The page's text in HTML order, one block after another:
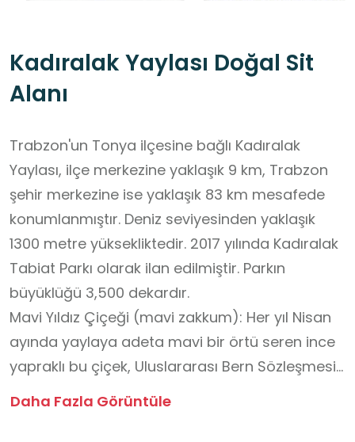
Kadıralak Yaylası Doğal Sit
Alanı
Trabzon'un Tonya ilçesine bağlı Kadıralak
Yaylası, ilçe merkezine yaklaşık 9 km, Trabzon
şehir merkezine ise yaklaşık 83 km mesafede
konumlanmıştır. Deniz seviyesinden yaklaşık
1300 metre yüksekliktedir. 2017 yılında Kadıralak
Tabiat Parkı olarak ilan edilmiştir. Parkın
büyüklüğü 3,500 dekardır.
Mavi Yıldız Çiçeği (mavi zakkum): Her yıl Nisan
ayında yaylaya adeta mavi bir örtü seren ince
yapraklı bu çiçek, Uluslararası Bern Sözleşmesi
kapsamında koruma altındadır. Yayla
Daha Fazla Görüntüle